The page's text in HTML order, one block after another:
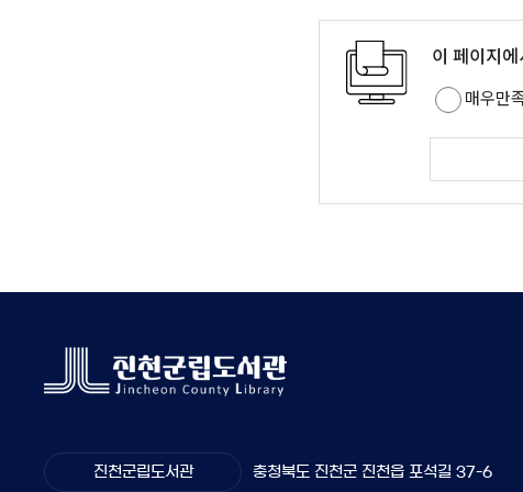
이 페이지
매우만
진천군립도서관 충청북도 진천군 진천읍 포석길 37-6